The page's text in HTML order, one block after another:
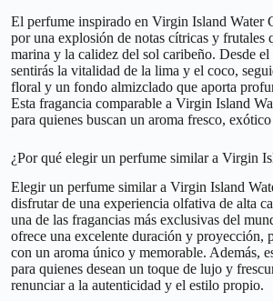
El perfume inspirado en Virgin Island Water
por una explosión de notas cítricas y frutales
marina y la calidez del sol caribeño. Desde el
sentirás la vitalidad de la lima y el coco,
floral y un fondo almizclado que aporta
Esta fragancia comparable a Virgin Island
para quienes buscan un aroma fresco,
¿Por qué elegir un perfume similar a Virgin
Elegir un perfume similar a Virgin Island
disfrutar de una experiencia olfativa de alta
una de las fragancias más exclusivas del
ofrece una excelente duración y proyección,
con un aroma único y memorable. Además,
para quienes desean un toque de lujo y
renunciar a la autenticidad y el estilo propio.